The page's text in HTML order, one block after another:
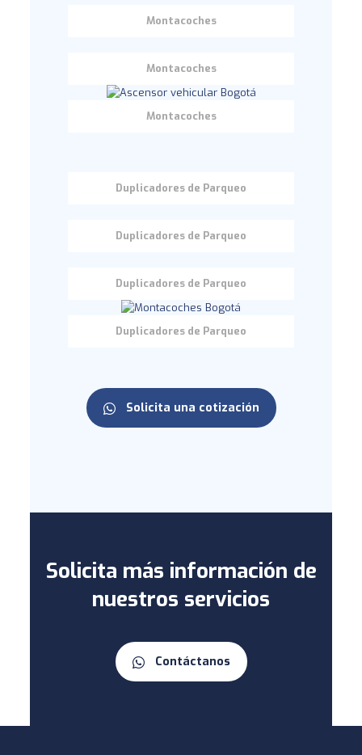
Montacoches
Montacoches
Montacoches
Duplicadores de Parqueo
Duplicadores de Parqueo
Duplicadores de Parqueo
Duplicadores de Parqueo
Solicita una cotización
Solicita más información de
nuestros servicios
Contáctanos